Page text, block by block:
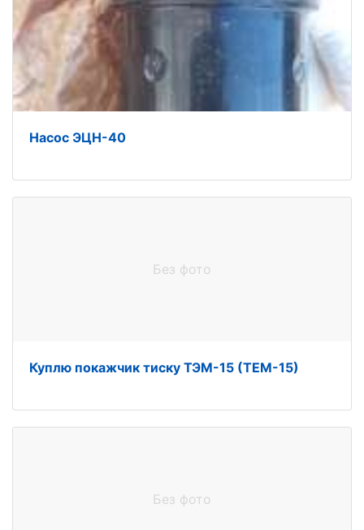
Насос ЭЦН-40
Без фото
Куплю покажчик тиску ТЭМ-15 (ТЕМ-15)
Без фото